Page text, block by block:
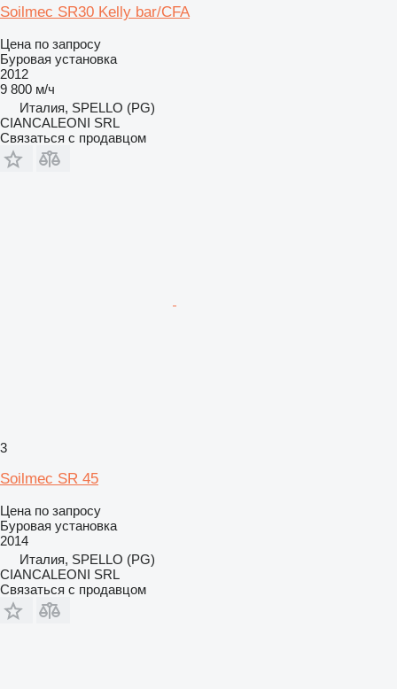
Soilmec SR30 Kelly bar/CFA
Цена по запросу
Буровая установка
2012
9 800 м/ч
Италия, SPELLO (PG)
CIANCALEONI SRL
Связаться с продавцом
3
Soilmec SR 45
Цена по запросу
Буровая установка
2014
Италия, SPELLO (PG)
CIANCALEONI SRL
Связаться с продавцом